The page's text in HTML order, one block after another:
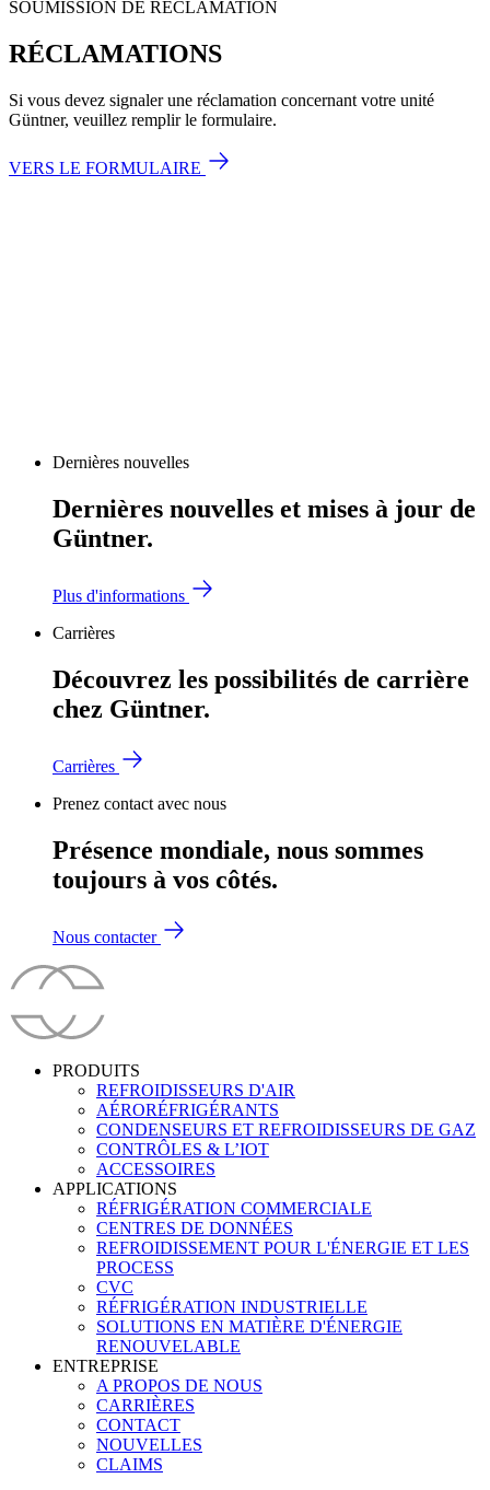
SOUMISSION DE RÉCLAMATION
RÉCLAMATIONS
Si vous devez signaler une réclamation concernant votre unité
Güntner, veuillez remplir le formulaire.
VERS LE FORMULAIRE
Dernières nouvelles
Dernières nouvelles et mises à jour de
Güntner.
Plus d'informations
Carrières
Découvrez les possibilités de carrière
chez Güntner.
Carrières
Prenez contact avec nous
Présence mondiale, nous sommes
toujours à vos côtés.
Nous contacter
PRODUITS
REFROIDISSEURS D'AIR
AÉRORÉFRIGÉRANTS
CONDENSEURS ET REFROIDISSEURS DE GAZ
CONTRÔLES & L’IOT
ACCESSOIRES
APPLICATIONS
RÉFRIGÉRATION COMMERCIALE
CENTRES DE DONNÉES
REFROIDISSEMENT POUR L'ÉNERGIE ET LES
PROCESS
CVC
RÉFRIGÉRATION INDUSTRIELLE
SOLUTIONS EN MATIÈRE D'ÉNERGIE
RENOUVELABLE
ENTREPRISE
A PROPOS DE NOUS
CARRIÈRES
CONTACT
NOUVELLES
CLAIMS